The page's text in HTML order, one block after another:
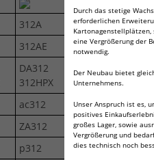
Durch das stetige
erforderlichen
Kartonagenstellplätzen,
eine Vergrößerung der
notwendig.
Der Neubau bietet
Unternehmens.
Unser Anspruch ist es,
positives
großes Lager, sowie
Vergrößerung und
dies technisch noch
312A
675A
312AE
675AE-
DA312
312HPX
DA675
675HPX
ac312
ac675
ZA312
ZA675
p312 p675